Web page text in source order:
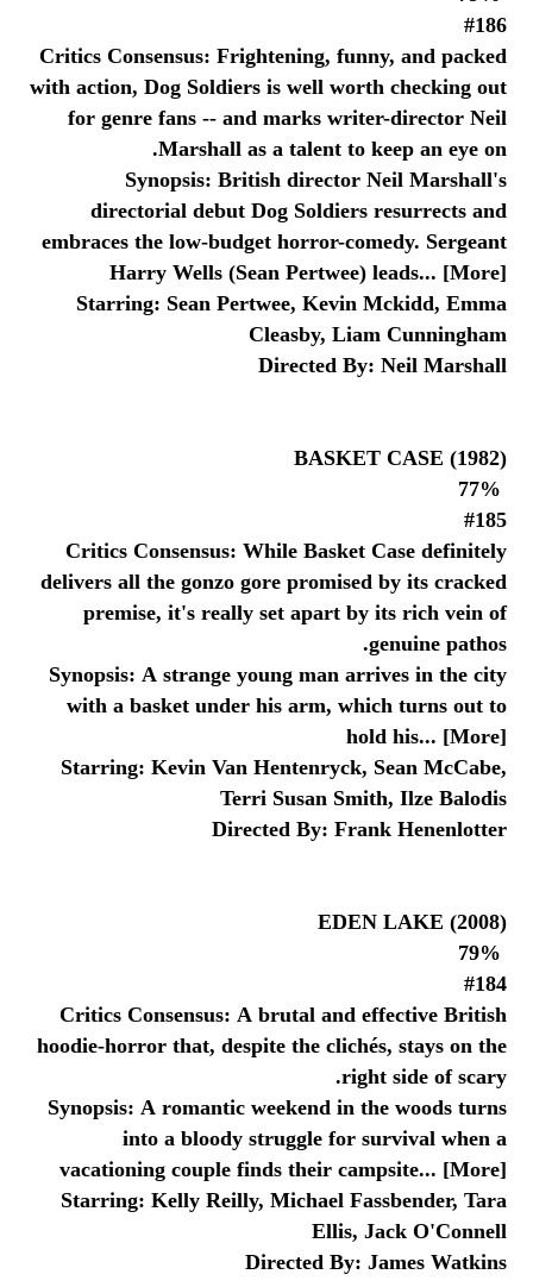
#186
Critics Consensus: Frightening, funny, and packed
with action, Dog Soldiers is well worth checking out
for genre fans -- and marks writer-director Neil
Marshall as a talent to keep an eye on.
Synopsis: British director Neil Marshall's
directorial debut Dog Soldiers resurrects and
embraces the low-budget horror-comedy. Sergeant
Harry Wells (Sean Pertwee) leads... [More]
Starring: Sean Pertwee, Kevin Mckidd, Emma
Cleasby, Liam Cunningham
Directed By: Neil Marshall
BASKET CASE (1982)
#185
Critics Consensus: While Basket Case definitely
delivers all the gonzo gore promised by its cracked
premise, it's really set apart by its rich vein of
genuine pathos.
Synopsis: A strange young man arrives in the city
with a basket under his arm, which turns out to
hold his... [More]
Starring: Kevin Van Hentenryck, Sean McCabe,
Terri Susan Smith, Ilze Balodis
Directed By: Frank Henenlotter
EDEN LAKE (2008)
#184
Critics Consensus: A brutal and effective British
hoodie-horror that, despite the clichés, stays on the
right side of scary.
Synopsis: A romantic weekend in the woods turns
into a bloody struggle for survival when a
vacationing couple finds their campsite... [More]
Starring: Kelly Reilly, Michael Fassbender, Tara
Ellis, Jack O'Connell
Directed By: James Watkins